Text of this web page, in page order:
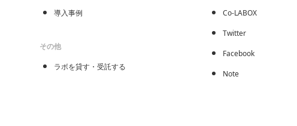
導入事例
その他
ラボを貸す・受託する
Co-LABOX
Twitter
Facebook
Note